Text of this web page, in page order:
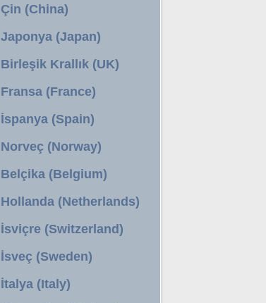
Çin (China)
Japonya (Japan)
Birleşik Krallık (UK)
Fransa (France)
İspanya (Spain)
Norveç (Norway)
Belçika (Belgium)
Hollanda (Netherlands)
İsviçre (Switzerland)
İsveç (Sweden)
İtalya (Italy)